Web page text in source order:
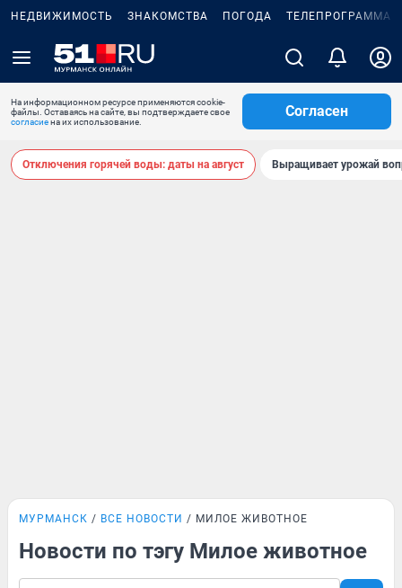
НЕДВИЖИМОСТЬ ЗНАКОМСТВА ПОГОДА ТЕЛЕПРОГРАММА
На информационном ресурсе применяются cookie-
файлы. Оставаясь на сайте, вы подтверждаете свое
согласиена их использование.
Согласен
Отключения горячей воды: даты на август Выращивает урожай
МУРМАНСК ВСЕ НОВОСТИ МИЛОЕ ЖИВОТНОЕ
Новости по тэгу Милое животное